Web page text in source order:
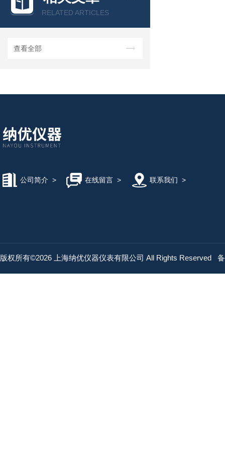
RELATED ARTICLES
查看全部
公司简介 > 在线留言> 联系我们 >
版权所有©2026 上海纳优仪器仪表有限公司 All Rights Reserved